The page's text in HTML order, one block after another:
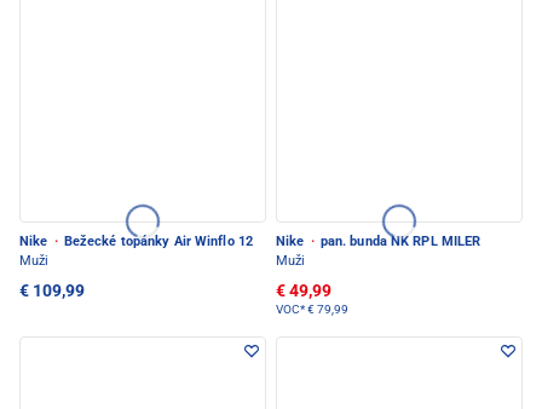
Nike · Bežecké topánky Air Winflo 12
Muži
€ 109,99
Nike · pan. bunda NK RPL MILER
Muži
€ 49,99
VOC*€ 79,99